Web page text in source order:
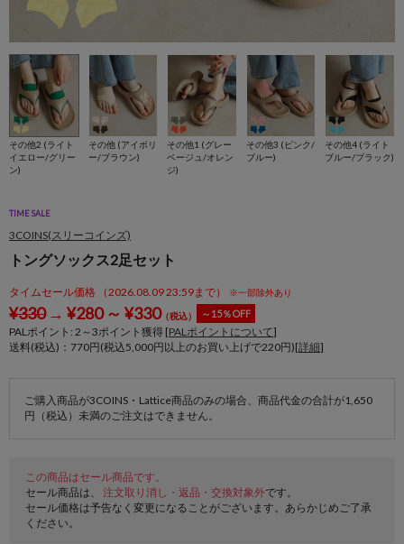
その他2 (ライト
イエロー/グリー
ン)
その他 (アイボリ
ー/ブラウン)
その他1 (グレー
ベージュ/オレン
ジ)
その他3 (ピンク/
ブルー)
その他4 (ライト
ブルー/ブラック)
TIME SALE
3COINS(スリーコインズ)
トングソックス2足セット
タイムセール価格 （2026.08.09 23:59まで） ※一部除外あり
¥330→ ¥280～ ¥330（税込） ～15％OFF
PALポイント: 2 ～3ポイント獲得 [PALポイントについて]
送料(税込)：770円(税込5,000円以上のお買い上げで220円)[詳細]
ご購入商品が3COINS・Lattice商品のみの場合、商品代金の合計が1,650
円（税込）未満のご注文はできません。
この商品はセール商品です。
セール商品は、 注文取り消し・返品・交換対象外です。
セール価格は予告なく変更になることがございます。あらかじめご了承
ください。